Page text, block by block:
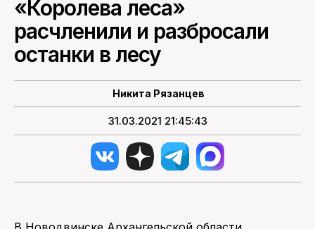
ПОИСК ПО САЙТУ
«Королева леса»
расчленили и разбросали
останки в лесу
Никита Рязанцев
31.03.2021 21:45:43